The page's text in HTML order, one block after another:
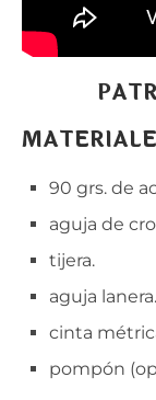
90 grs. de
aguja de
tijera.
aguja lanera.
cinta
pompón